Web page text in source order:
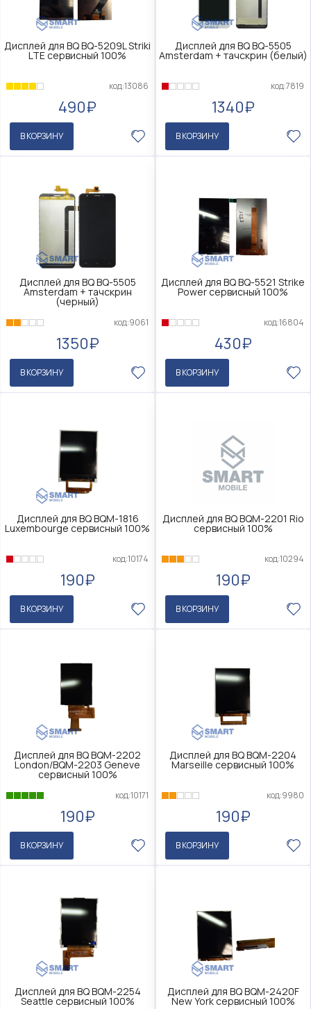
Дисплей для BQ BQ-5209L Striki
LTE сервисный 100%
код:13086
490₽
В КОРЗИНУ
Дисплей для BQ BQ-5505
Amsterdam + тачскрин (белый)
код:7819
1340₽
В КОРЗИНУ
Дисплей для BQ BQ-5505
Amsterdam + тачскрин
(черный)
код:9061
1350₽
В КОРЗИНУ
Дисплей для BQ BQ-5521 Strike
Power сервисный 100%
код:16804
430₽
В КОРЗИНУ
Дисплей для BQ BQM-1816
Luxembourge сервисный 100%
код:10174
190₽
В КОРЗИНУ
Дисплей для BQ BQM-2201 Rio
сервисный 100%
код:10294
190₽
В КОРЗИНУ
Дисплей для BQ BQM-2202
London/BQM-2203 Geneve
сервисный 100%
код:10171
190₽
В КОРЗИНУ
Дисплей для BQ BQM-2204
Marseille сервисный 100%
код:9980
190₽
В КОРЗИНУ
Дисплей для BQ BQM-2254
Seattle сервисный 100%
Дисплей для BQ BQM-2420F
New York сервисный 100%